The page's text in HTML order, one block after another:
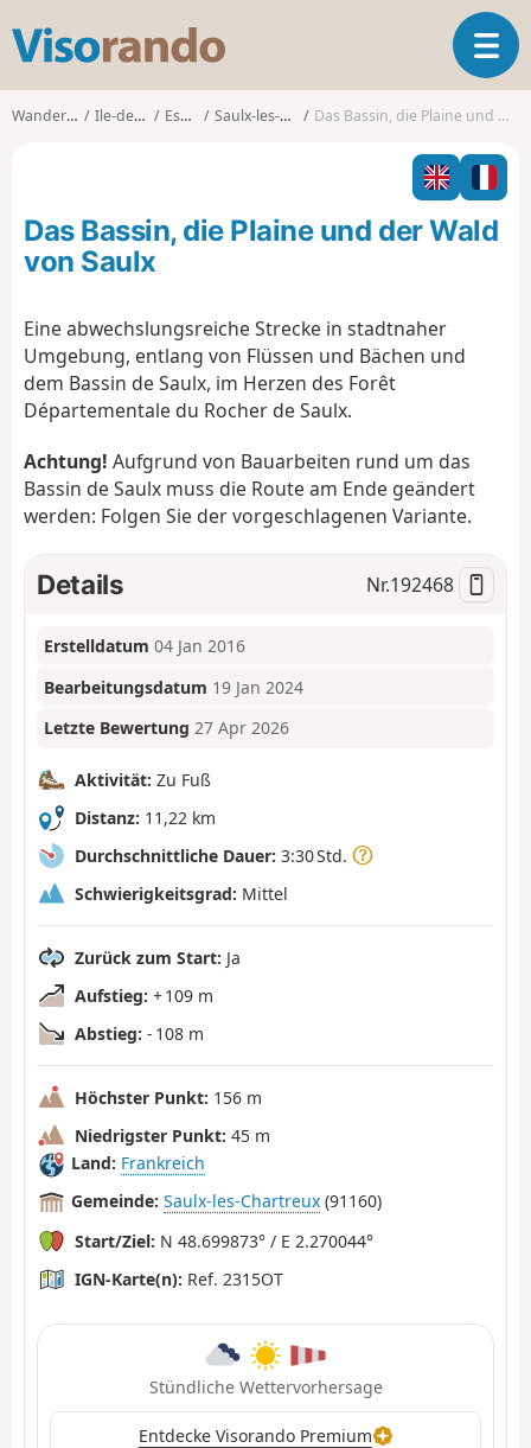
s
o
o
T
o
g
l
n
a
Wanderungen Ile-de-France Essonne Saulx-les-Chartreux Das Bassin, die Plaine und der Wald von Saulx
Das Bassin, die Plaine und der Wald
von Saulx
Eine abwechslungsreiche Strecke in stadtnaher
Umgebung, entlang von Flüssen und Bächen und
dem Bassin de Saulx, im Herzen des Forêt
Départementale du Rocher de Saulx.
Achtung! Aufgrund von Bauarbeiten rund um das
Bassin de Saulx muss die Route am Ende geändert
werden: Folgen Sie der vorgeschlagenen Variante.
Details Nr.192468
Erstelldatum 04 Jan 2016
Bearbeitungsdatum 19 Jan 2024
Letzte Bewertung 27 Apr 2026
Aktivität: Zu Fuß
Distanz: 11,22 km
Durchschnittliche Dauer: 3:30 Std.
Schwierigkeitsgrad: Mittel
Zurück zum Start: Ja
Aufstieg: + 109 m
Abstieg: - 108 m
Höchster Punkt: 156 m
Niedrigster Punkt: 45 m
Land: Frankreich
Gemeinde: Saulx-les-Chartreux (91160)
Start/Ziel: N 48.699873° / E 2.270044°
IGN-Karte(n): Ref. 2315OT
Stündliche Wettervorhersage
Entdecke Visorando Premium